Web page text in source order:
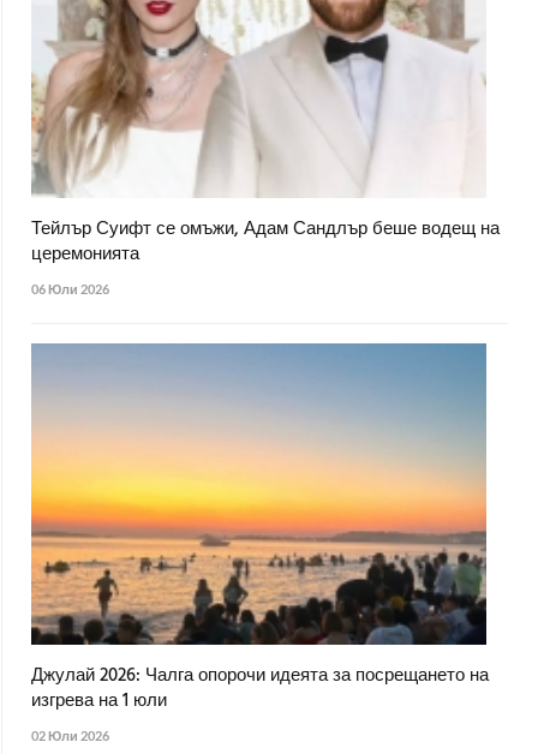
Тейлър Суифт се омъжи, Адам Сандлър беше водещ на
церемонията
06 Юли 2026
Джулай 2026: Чалга опорочи идеята за посрещането на
изгрева на 1 юли
02 Юли 2026